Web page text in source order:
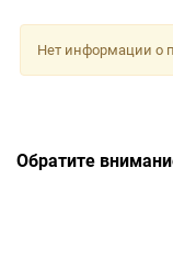
Нет информации о
Обратите